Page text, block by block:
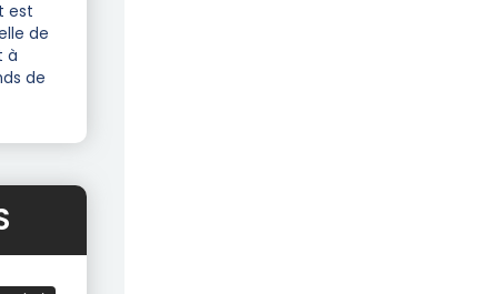
est
de
à
de